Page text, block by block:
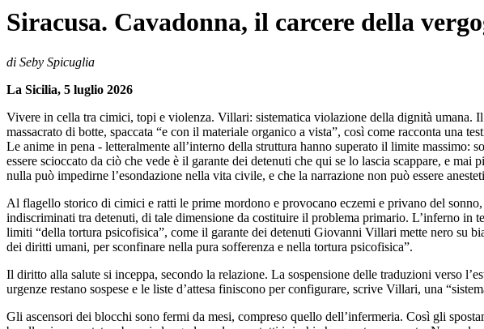
Siracusa. Cavadonna, il carcere della
di Seby Spicuglia
La Sicilia, 5 luglio 2026
Vivere in cella tra cimici, topi e violenza. Villari: sistematica violazione della dignità umana.
massacrato di botte, spaccata “e con il materiale organico a vista”, così come racconta una
Le anime in pena - letteralmente all’interno della struttura hanno superato il limite
essere scioccato da ciò che vede è il garante dei detenuti che qui se lo lascia scappare, e
nulla può impedirne l’esondazione nella vita civile, e che la narrazione non può essere
Al flagello storico di cimici e ratti le prime mordono e provocano eczemi e privano del
indiscriminati tra detenuti, di tale dimensione da costituire il problema primario. L’inferno in
limiti “della tortura psicofisica”, come il garante dei detenuti Giovanni Villari mette nero su
dei diritti umani, per sconfinare nella pura sofferenza e nella tortura psicofisica”.
Il diritto alla salute si inceppa, secondo la relazione. La sospensione delle traduzioni verso
urgenze restano sospese e le liste d’attesa finiscono per configurare, scrive Villari, una
Gli ascensori dei blocchi sono fermi da mesi, compreso quello dell’infermeria. Così gli